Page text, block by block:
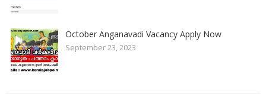
October Anganavadi Vacancy Apply Now
September 23, 2023